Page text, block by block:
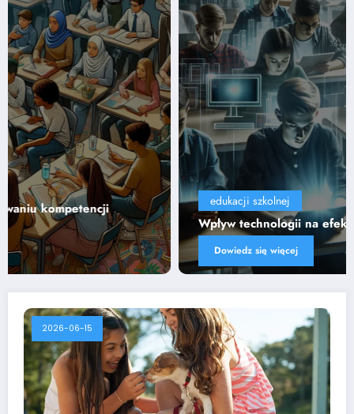
edukacji szkolnej
Wpływ technologii na efektywność nauczania
Dowiedz się więcej
2026-06-15